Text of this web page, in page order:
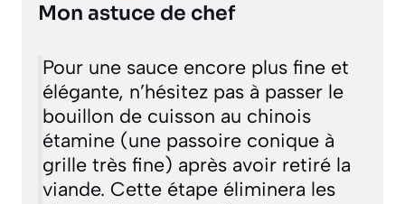
Mon astuce de chef
Pour une sauce encore plus fine et
élégante, n’hésitez pas à passer le
bouillon de cuisson au chinois
étamine (une passoire conique à
grille très fine) après avoir retiré la
viande. Cette étape éliminera les